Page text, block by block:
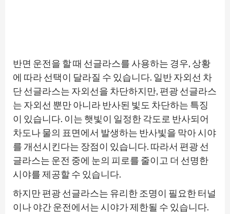
반면 운전을 할 때 선글라스를 사용하는 경우, 상황
에 따라 선택이 달라질 수 있습니다. 일반 자외선 차
단 선글라스는 자외선을 차단하지만, 편광 선글라스
는 자외선 뿐만 아니라 반사된 빛도 차단하는 특징
이 있습니다. 이는 햇빛이 일정한 각도로 반사되어
차도나 물의 표면에서 발생하는 반사빛을 막아 시야
를 개선시킨다는 장점이 있습니다. 따라서 편광 선
글라스는 운전 중에 눈의 피로를 줄이고 더 선명한
시야를 제공할 수 있습니다.
하지만 편광 선글라스는 유리한 조명이 필요한 터널
이나 야간 운전에서는 시야가 제한될 수 있습니다.